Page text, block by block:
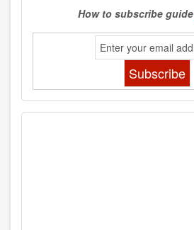
How to subscribe guide